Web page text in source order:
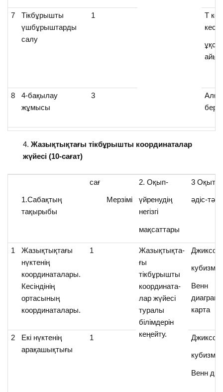
7
Тікбұрышты
үшбұрыштарды
салу
1
Т
8
4-бақылау
жұмысы
3
Жазықтықтағы тікбұрышты координаталар
жүйесі (10-сағат)
1.Сабақтың
тақырыбы
сағ
Мерзімі
2. Оқып-
үйренудің
негізгі
мақсаттары
3
әдіс-
1
Жазықтықтағы
нүктенің
координаталары.
Кесіндінің
ортасының
координаталары.
1
Жазықтықта-
ғы
тікбұрышты
координата-
лар жүйесі
туралы
білімдерін
кеңейту.
кубизм,
Венн
карта
2
Екі нүктенің
арақашықтығы
1
кубизм,
Венн